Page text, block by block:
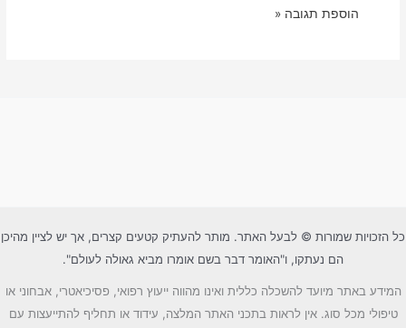
כל הזכויות שמורות © לבעל האתר. מותר להעתיק קטעים קצרים, אך יש לציין מהיכן
הם נעתקו, ו"האומר דבר בשם אומרו מביא גאולה לעולם".
המידע באתר מיועד להשכלה כללית ואינו מהווה ייעוץ רפואי, פסיכיאטרי, אבחוני או
טיפולי מכל סוג. אין לראות בתכני האתר המלצה, עידוד או תחליף להתייעצות עם